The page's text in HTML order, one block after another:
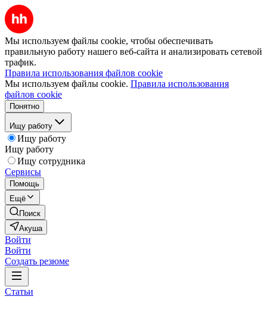
Мы используем файлы cookie, чтобы обеспечивать
правильную работу нашего веб-сайта и анализировать сетевой
трафик.
Правила использования файлов cookie
Мы используем файлы cookie. Правила использования
файлов cookie
Понятно
Ищу работу
Ищу работу
Ищу работу
Ищу сотрудника
Сервисы
Помощь
Ещё
Поиск
Акуша
Войти
Войти
Создать резюме
Статьи